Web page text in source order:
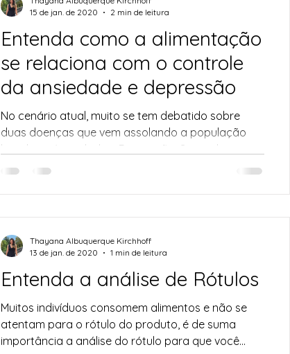
Entenda como a alimentação
se relaciona com o controle
da ansiedade e depressão
No cenário atual, muito se tem debatido sobre
duas doenças que vem assolando a população
brasileira: Ansiedade e Depressão. Segundo a...
15 de jan. de 2020
2 min de leitura
Entenda a análise de Rótulos
Muitos indivíduos consomem alimentos e não se
atentam para o rótulo do produto, é de suma
importância a análise do rótulo para que você...
Thayana Albuquerque Kirchhoff
13 de jan. de 2020
1 min de leitura